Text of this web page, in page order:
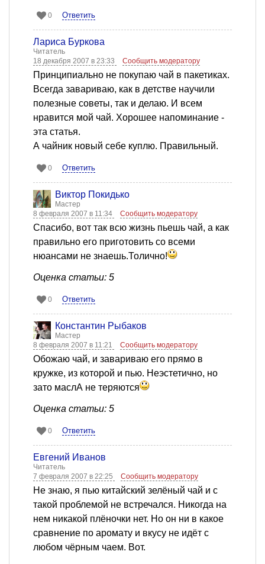
0 Ответить
Лариса Буркова
Читатель
18 декабря 2007 в 23:33
Сообщить модератору
Принципиально не покупаю чай в пакетиках.
Всегда завариваю, как в детстве научили
полезные советы, так и делаю. И всем
нравится мой чай. Хорошее напоминание -
эта статья.
А чайник новый себе куплю. Правильный.
0 Ответить
Виктор Покидько
Мастер
8 февраля 2007 в 11:34
Сообщить модератору
Спасибо, вот так всю жизнь пьешь чай, а как
правильно его приготовить со всеми
нюансами не знаешь.Толично!
Оценка статьи: 5
0 Ответить
Константин Рыбаков
Мастер
8 февраля 2007 в 11:21
Сообщить модератору
Обожаю чай, и завариваю его прямо в
кружке, из которой и пью. Неэстетично, но
зато маслА не теряются
Оценка статьи: 5
0 Ответить
Евгений Иванов
Читатель
7 февраля 2007 в 22:25
Сообщить модератору
Не знаю, я пью китайский зелёный чай и с
такой проблемой не встречался. Никогда на
нем никакой плёночки нет. Но он ни в какое
сравнение по аромату и вкусу не идёт с
любом чёрным чаем. Вот.